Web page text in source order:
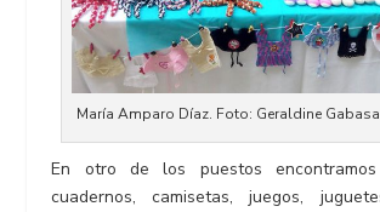
María Amparo Díaz. Foto: Geraldine Gabasa
En otro de los puestos
cuadernos, camisetas, juegos,